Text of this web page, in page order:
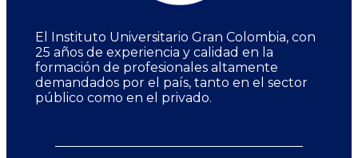
El Instituto Universitario Gran Colombia, con
25 años de experiencia y calidad en la
formación de profesionales altamente
demandados por el país, tanto en el sector
público como en el privado.